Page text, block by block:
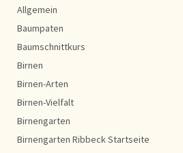
Allgemein
Baumpaten
Baumschnittkurs
Birnen
Birnen-Arten
Birnen-Vielfalt
Birnengarten
Birnengarten Ribbeck Startseite